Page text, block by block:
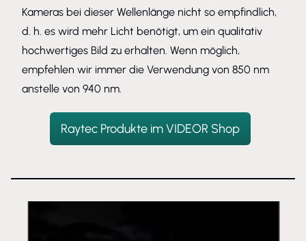
Kameras bei dieser Wellenlänge nicht so empfindlich,
d. h. es wird mehr Licht benötigt, um ein qualitativ
hochwertiges Bild zu erhalten. Wenn möglich,
empfehlen wir immer die Verwendung von 850 nm
anstelle von 940 nm.
Raytec Produkte im VIDEOR Shop